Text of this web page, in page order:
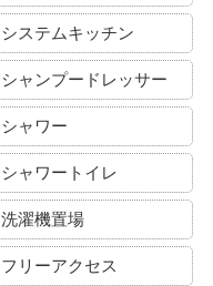
システムキッチン
シャンプードレッサー
シャワー
シャワートイレ
洗濯機置場
フリーアクセス